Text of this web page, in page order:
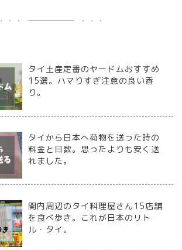
タイ土産定番のヤードムおすすめ
15選。ハマりすぎ注意の良い香
り。
タイから日本へ荷物を送った時の
料金と日数。思ったよりも安く送
れました。
関内周辺のタイ料理屋さん15店舗
を食べ歩き。これが日本のリト
ル・タイ。